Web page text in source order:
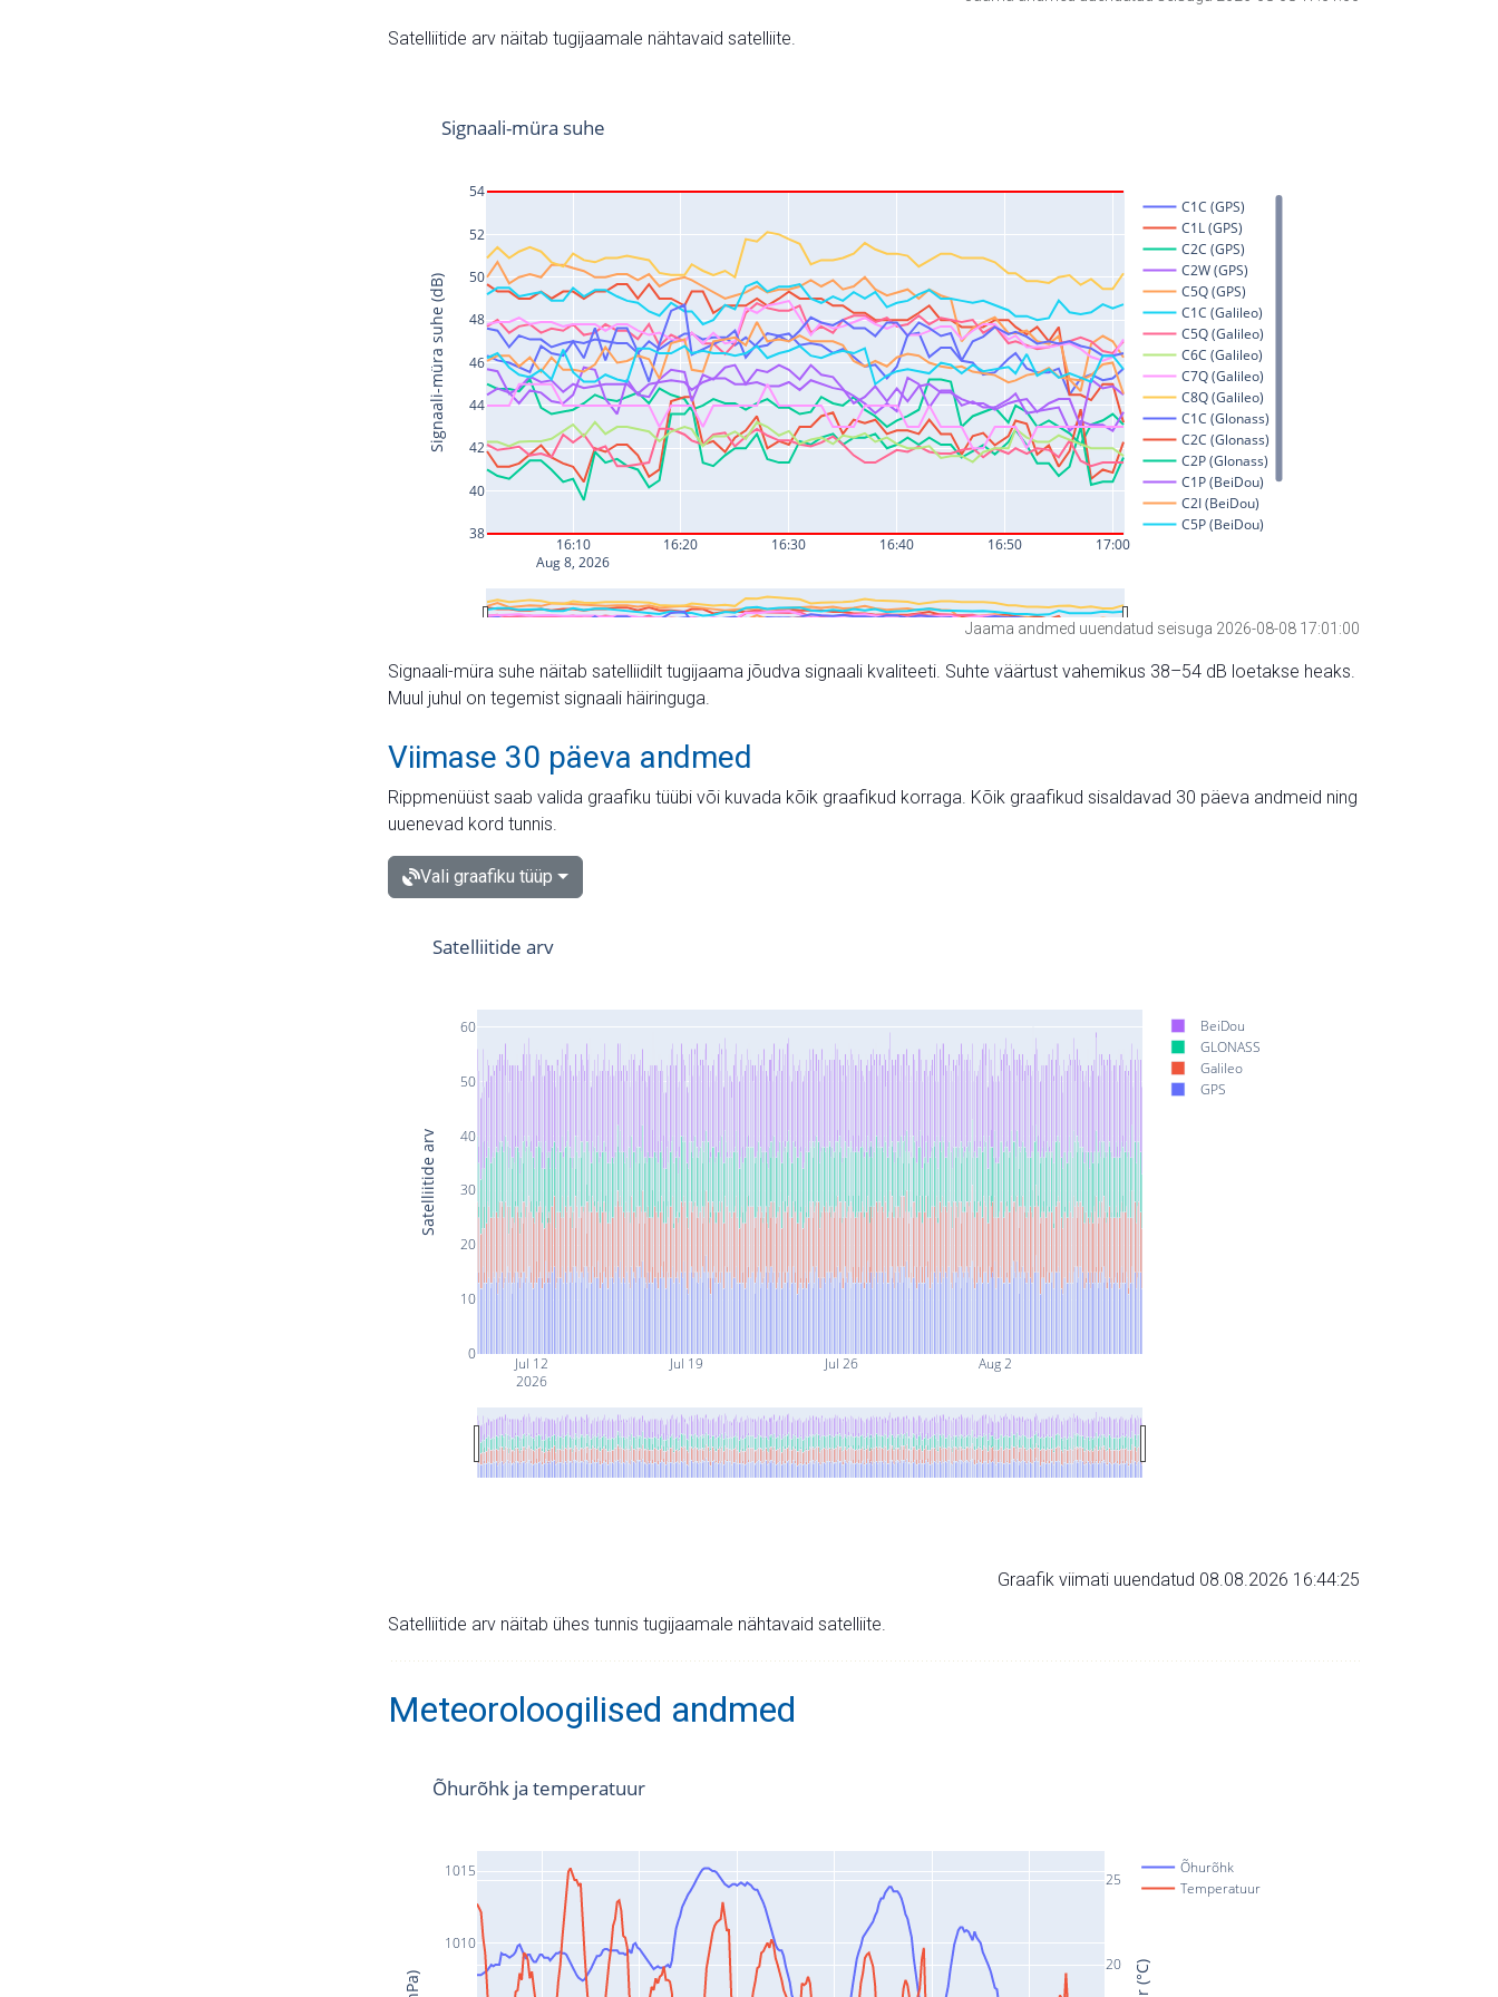
Satelliitide arv näitab tugijaamale nähtavaid satelliite.
Jaama andmed uuendatud seisuga 2026-08-08 17:01:00
Signaali-müra suhe näitab satelliidilt tugijaama jõudva signaali kvaliteeti. Suhte väärtust vahemikus 38–54 dB loetakse heaks.
Muul juhul on tegemist signaali häiringuga.
Viimase 30 päeva andmed
Rippmenüüst saab valida graafiku tüübi või kuvada kõik graafikud korraga. Kõik graafikud sisaldavad 30 päeva andmeid ning
uuenevad kord tunnis.
Vali graafiku tüüp
Jul 12
2026
Jul 19 Jul 26 Aug 2
0
10
20
30
40
50
60
BeiDou
GLONASS
Galileo
GPS
Satelliitide arv
Satelliitide arv
Graafik viimati uuendatud 08.08.2026 16:44:25
Satelliitide arv näitab ühes tunnis tugijaamale nähtavaid satelliite.
Meteoroloogilised andmed
1010
1015
20
25
Õhurõhk
Temperatuur
Õhurõhk ja temperatuur